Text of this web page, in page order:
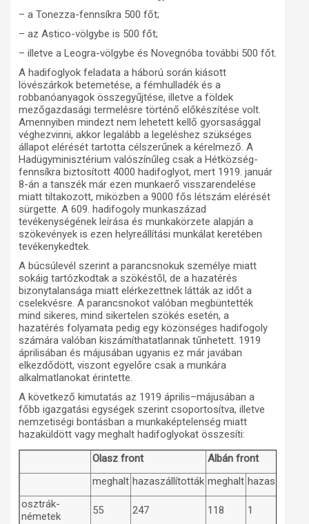
– a Tonezza-fennsíkra 500 főt;
– az Astico-völgybe is 500 főt;
– illetve a Leogra-völgybe és Novegnóba további 500 főt.
A hadifoglyok feladata a háború során kiásott
lövészárkok betemetése, a fémhulladék és a
robbanóanyagok összegyűjtése, illetve a földek
mezőgazdasági termelésre történő előkészítése volt.
Amennyiben mindezt nem lehetett kellő gyorsasággal
véghezvinni, akkor legalább a legeléshez szükséges
állapot elérését tartotta célszerűnek a kérelmező. A
Hadügyminisztérium valószínűleg csak a Hétközség-
fennsíkra biztosított 4000 hadifoglyot, mert 1919. január
8-án a tanszék már ezen munkaerő visszarendelése
miatt tiltakozott, miközben a 9000 fős létszám elérését
sürgette. A 609. hadifogoly munkaszázad
tevékenységének leírása és munkakörzete alapján a
szökevények is ezen helyreállítási munkálat keretében
tevékenykedtek.
A búcsúlevél szerint a parancsnokuk személye miatt
sokáig tartózkodtak a szökéstől, de a hazatérés
bizonytalansága miatt elérkezettnek látták az időt a
cselekvésre. A parancsnokot valóban megbüntették
mind sikeres, mind sikertelen szökés esetén, a
hazatérés folyamata pedig egy közönséges hadifogoly
számára valóban kiszámíthatatlannak tűnhetett. 1919
áprilisában és májusában ugyanis ez már javában
elkezdődött, viszont egyelőre csak a munkára
alkalmatlanokat érintette.
A következő kimutatás az 1919 április–májusában a
főbb igazgatási egységek szerint csoportosítva, illetve
nemzetiségi bontásban a munkaképtelenség miatt
hazaküldött vagy meghalt hadifoglyokat összesíti:
Olasz front
Albán front
meghalt hazaszállították meghalt
osztrák-
németek
55 247 118 1